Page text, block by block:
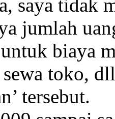
saya tidak
jumlah
biaya
sewa toko,
tersebut.